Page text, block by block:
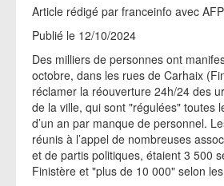
Article rédigé par franceinfo avec
Publié le 12/10/2024
Des milliers de personnes ont
octobre, dans les rues de Carhaix
réclamer la réouverture 24h/24 des
de la ville, qui sont "régulées" toutes
d’un an par manque de personnel.
réunis à l’appel de nombreuses
et de partis politiques, étaient 3 500
Finistère et "plus de 10 000" selon